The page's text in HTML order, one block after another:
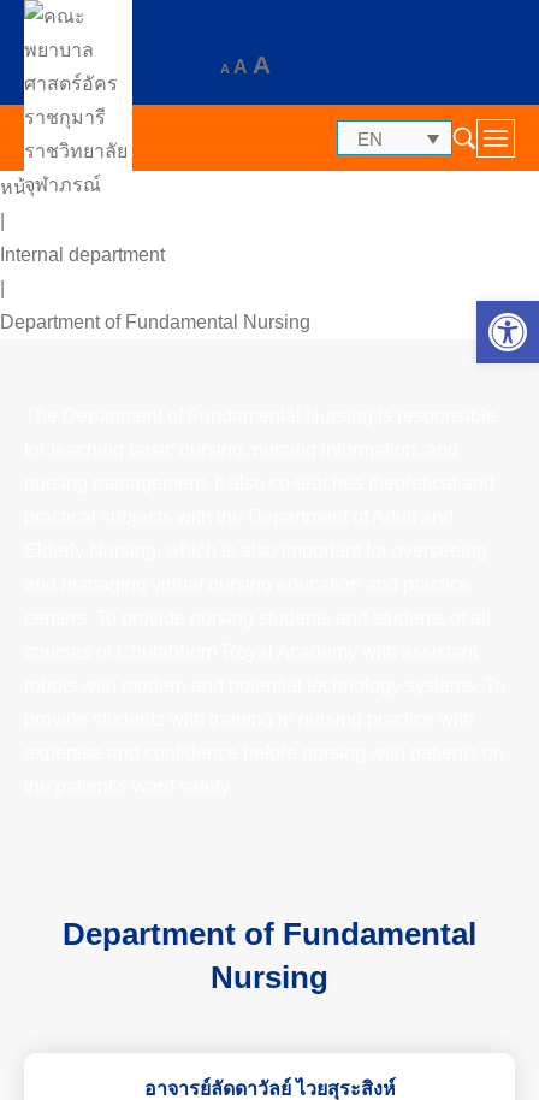
A A A
EN
หน้าแรก
Internal department
Department of Fundamental Nursing
Department of Fundamental
Nursing
อาจารย์ลัดดาวัลย์ ไวยสุระสิงห์